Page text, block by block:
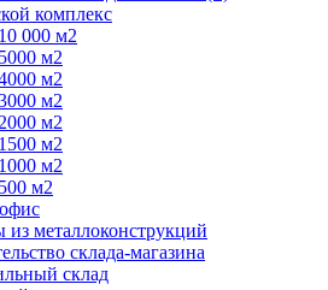
комплекс
000 м2
м2
м2
м2
м2
м2
м2
м2
из металлоконструкций
склада-магазина
склад